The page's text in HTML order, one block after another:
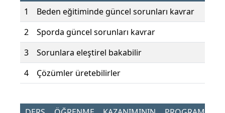
1
Beden eğitiminde güncel sorunları kavrar
2
Sporda güncel sorunları kavrar
3
Sorunlara eleştirel bakabilir
4
Çözümler üretebilirler